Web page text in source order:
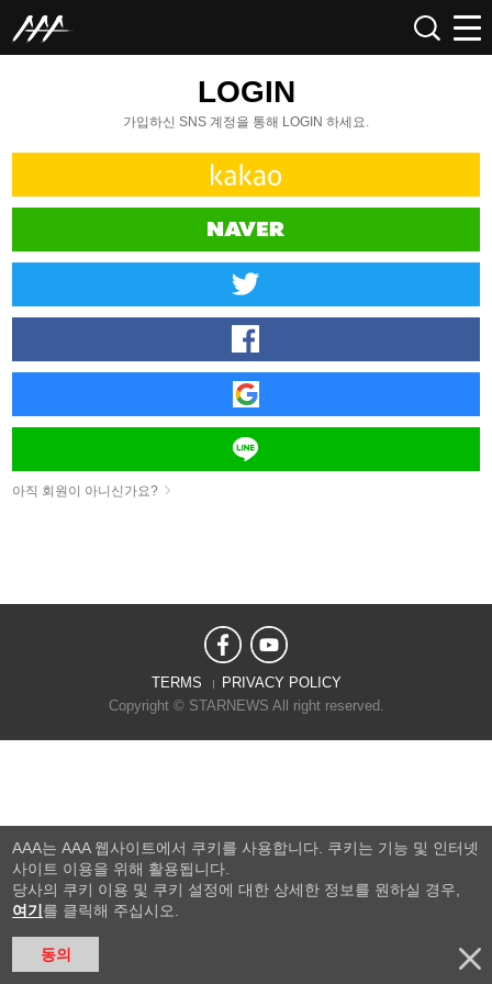
LOGIN
가입하신 SNS 계정을 통해 LOGIN 하세요.
아직 회원이 아니신가요?
TERMS
PRIVACY POLICY
Copyright © STARNEWS All right reserved.
AAA는 AAA 웹사이트에서 쿠키를 사용합니다. 쿠키는 기능 및 인터넷
사이트 이용을 위해 활용됩니다.
당사의 쿠키 이용 및 쿠키 설정에 대한 상세한 정보를 원하실 경우,
여기 를 클릭해 주십시오.
동의